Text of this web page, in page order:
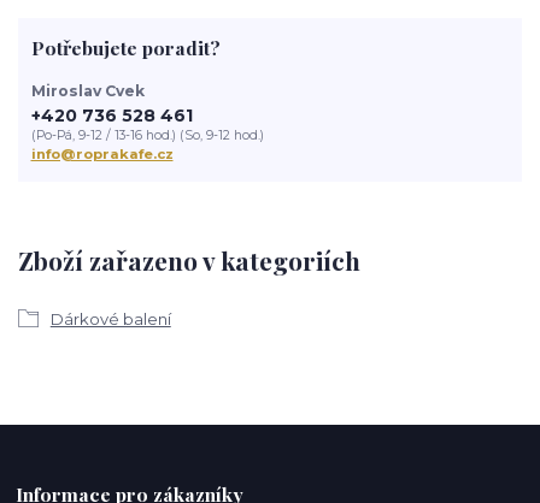
Zboží zařazeno v kategoriích
Dárkové balení
Potřebujete poradit?
Miroslav Cvek
+420 736 528 461
(Po-Pá, 9-12 / 13-16 hod.) (So, 9-12 hod.)
info@roprakafe.cz
Informace pro zákazníky